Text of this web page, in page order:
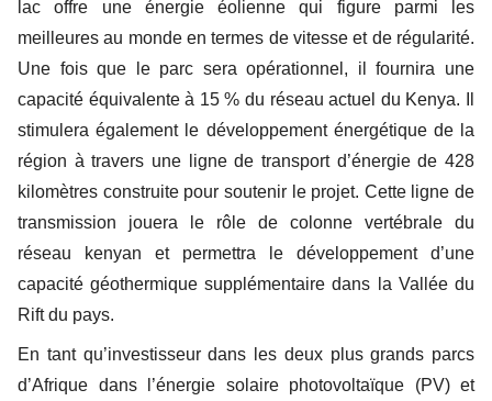
lac offre une énergie éolienne qui figure parmi les
meilleures au monde en termes de vitesse et de régularité.
Une fois que le parc sera opérationnel, il fournira une
capacité équivalente à 15 % du réseau actuel du Kenya. Il
stimulera également le développement énergétique de la
région à travers une ligne de transport d’énergie de 428
kilomètres construite pour soutenir le projet. Cette ligne de
transmission jouera le rôle de colonne vertébrale du
réseau kenyan et permettra le développement d’une
capacité géothermique supplémentaire dans la Vallée du
Rift du pays.
En tant qu’investisseur dans les deux plus grands parcs
d’Afrique dans l’énergie solaire photovoltaïque (PV) et